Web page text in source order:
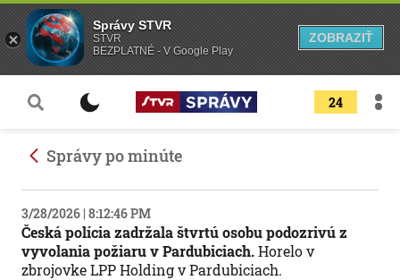
24
Správy po minúte
3/28/2026 | 8:12:46 PM
Česká polícia zadržala štvrtú osobu podozrivú z
vyvolania požiaru v Pardubiciach.Horelo v
zbrojovke LPP Holding v Pardubiciach.
Správy STVR
STVR
BEZPLATNÉ - V Google Play
ZOBRAZIŤ